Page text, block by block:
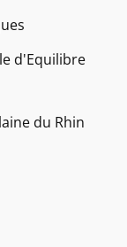
d'Equilibre
du Rhin